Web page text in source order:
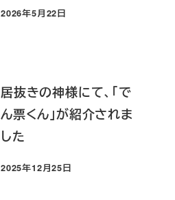
投稿日
2026年5月22日
居抜きの神様にて、「で
ん票くん」が紹介されま
した
投稿日
2025年12月25日